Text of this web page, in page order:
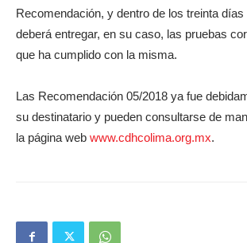
Recomendación, y dentro de los treinta
deberá entregar, en su caso, las pruebas
que ha cumplido con la misma.
Las Recomendación 05/2018 ya fue
su destinatario y pueden consultarse de
la página web www.cdhcolima.org.mx.